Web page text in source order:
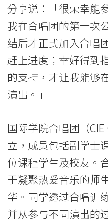
香
港
浸
会
大
学
分享说：「很荣幸能
我在合唱团的第一次
结后才正式加入合唱
赶上进度；幸好得到
的支持，才让我能够
演出。」
国际学院合唱团（
立，成员包括副学士
位课程学生及校友。
于凝聚热爱音乐的师
华。同学透过合唱训
并从参与不同演出的